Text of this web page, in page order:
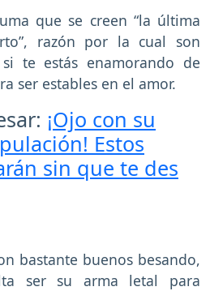
que se creen “la última
razón por la cual son
te estás enamorando de
ser estables en el amor.
¡Ojo con su
Estos
sin que te des
bastante buenos besando,
ser su arma letal para